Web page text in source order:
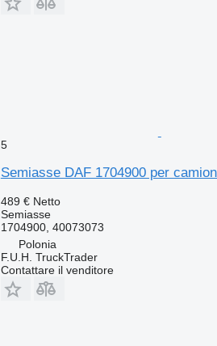
5
Semiasse DAF 1704900 per
489 € Netto
Semiasse
1704900, 40073073
Polonia
F.U.H. TruckTrader
Contattare il venditore